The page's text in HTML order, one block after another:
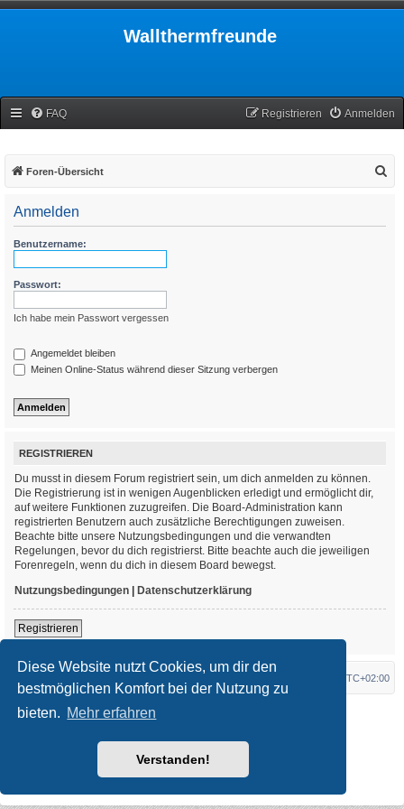
Diese Website nutzt Cookies, um dir den
bestmöglichen Komfort bei der Nutzung zu
bieten. Mehr erfahren
Verstanden!
Wallthermfreunde
FAQ Anmelden
Registrieren
Foren-Übersicht
Anmelden
Benutzername:
Passwort:
Ich habe mein Passwort vergessen
Angemeldet bleiben
Meinen Online-Status während dieser Sitzung verbergen
REGISTRIEREN
Du musst in diesem Forum registriert sein, um dich anmelden zu können.
Die Registrierung ist in wenigen Augenblicken erledigt und ermöglicht dir,
auf weitere Funktionen zuzugreifen. Die Board-Administration kann
registrierten Benutzern auch zusätzliche Berechtigungen zuweisen.
Beachte bitte unsere Nutzungsbedingungen und die verwandten
Regelungen, bevor du dich registrierst. Bitte beachte auch die jeweiligen
Forenregeln, wenn du dich in diesem Board bewegst.
Nutzungsbedingungen | Datenschutzerklärung
Registrieren
UTC+02:00
*Original Author:
*Updated to 3.3.x by
Powered by
® Forum Software © phpBB Limited
Deutsche Übersetzung durch
Datenschutz|Nutzungsbedingungen